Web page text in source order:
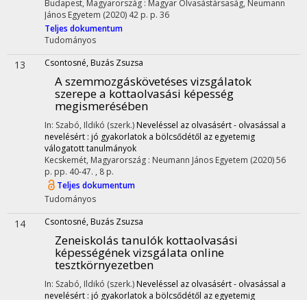
Budapest, Magyarország : Magyar Olvasástársaság, Neumann
János Egyetem (2020) 42 p. p. 36
Teljes dokumentum
Tudományos
13 Csontosné, Buzás Zsuzsa
A szemmozgáskövetéses vizsgálatok
szerepe a kottaolvasási képesség
megismerésében
In: Szabó, Ildikó (szerk.) Neveléssel az olvasásért - olvasással a
nevelésért : jó gyakorlatok a bölcsődétől az egyetemig
válogatott tanulmányok
Kecskemét, Magyarország : Neumann János Egyetem (2020)56
p. pp. 40-47. , 8 p.
Teljes dokumentum
Tudományos
14 Csontosné, Buzás Zsuzsa
Zeneiskolás tanulók kottaolvasási
képességének vizsgálata online
tesztkörnyezetben
In: Szabó, Ildikó (szerk.) Neveléssel az olvasásért - olvasással a
nevelésért : jó gyakorlatok a bölcsődétől az egyetemig